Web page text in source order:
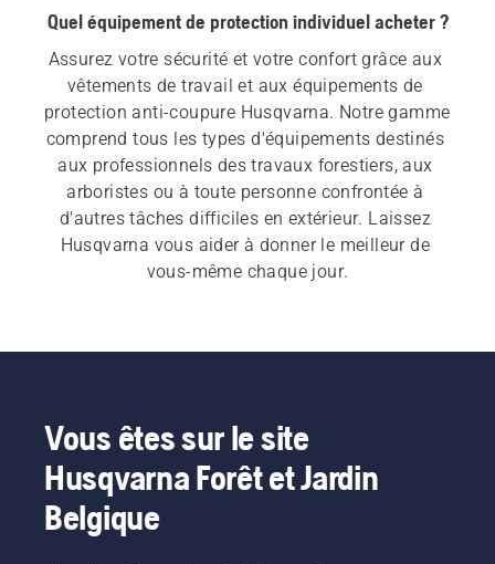
Quel équipement de protection individuel acheter ?
Assurez votre sécurité et votre confort grâce aux
vêtements de travail et aux équipements de
protection anti-coupure Husqvarna. Notre gamme
comprend tous les types d'équipements destinés
aux professionnels des travaux forestiers, aux
arboristes ou à toute personne confrontée à
d'autres tâches difficiles en extérieur. Laissez
Husqvarna vous aider à donner le meilleur de
vous-même chaque jour.
Vous êtes sur le site
Husqvarna Forêt et Jardin
Belgique